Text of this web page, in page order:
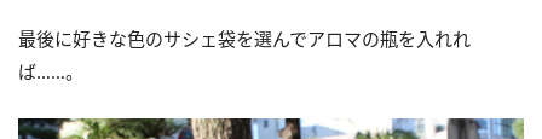
最後に好きな色のサシェ袋を選んでアロマの瓶を入れれ
ば……。